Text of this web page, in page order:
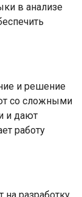
в анализе
и решение
со сложными
и дают
работу